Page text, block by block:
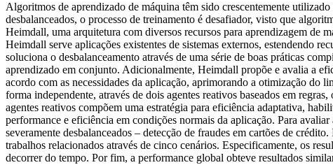
Algoritmos de aprendizado de máquina têm sido crescentemente
desbalanceados, o processo de treinamento é desafiador, visto que
Heimdall, uma arquitetura com diversos recursos para aprendizagem de
Heimdall serve aplicações existentes de sistemas externos, estendendo
soluciona o desbalanceamento através de uma série de boas práticas
aprendizado em conjunto. Adicionalmente, Heimdall propõe e avalia a
acordo com as necessidades da aplicação, aprimorando a otimização do
forma independente, através de dois agentes reativos baseados em
agentes reativos compõem uma estratégia para eficiência adaptativa,
performance e eficiência em condições normais da aplicação. Para
severamente desbalanceados – detecção de fraudes em cartões de
trabalhos relacionados através de cinco cenários. Especificamente, os
decorrer do tempo. Por fim, a performance global obteve resultados